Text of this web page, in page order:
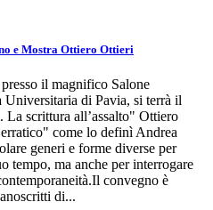
e Mostra Ottiero Ottieri
il magnifico Salone
Universitaria di Pavia, si terrà il
scrittura all’assalto" Ottiero
come lo definì Andrea
generi e forme diverse per
tempo, ma anche per interrogare
convegno è
di...